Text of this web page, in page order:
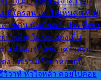
มีใครสน เขาไม่เห็นคน ที่อยู่
วยเด่น นั่งเคียงเจ้าบ่าว ที่เขา
ลำเค็ญ ใครจะมองเห็น
บม ต้องมาขื่นขม เศร้าตรม
ง แต่เรา แล้งมาหลายปี
วาห์ หัวใจหล้า คอยไปคอย